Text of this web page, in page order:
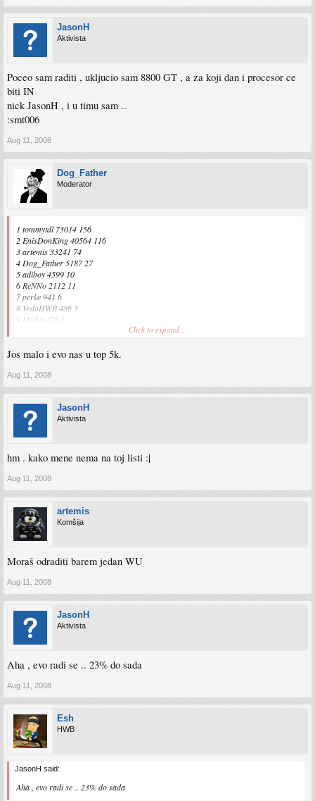
JasonH
Aktivista
Poceo sam raditi , ukljucio sam 8800 GT , a za koji dan i procesor ce
biti IN
nick JasonH , i u timu sam ..
:smt006
Aug 11, 2008
Dog_Father
Moderator
1 tommytdl 73014 156
2 EnisDonKing 40564 116
3 artemis 33241 74
4 Dog_Father 5187 27
5 adiboy 4599 10
6 ReNNo 2112 11
7 perke 941 6
8 VedoHWB 486 3
9 Mujka 426 3
12 nivla 255 2
14 GW 233 3
15 LooneyHWB 112 3
Click to expand...
Jos malo i evo nas u top 5k.
Aug 11, 2008
JasonH
Aktivista
hm . kako mene nema na toj listi :|
Aug 11, 2008
artemis
Komšija
Moraš odraditi barem jedan WU
Aug 11, 2008
JasonH
Aktivista
Aha , evo radi se .. 23% do sada
Aug 11, 2008
Esh
HWB
JasonH said:
Aha , evo radi se .. 23% do sada